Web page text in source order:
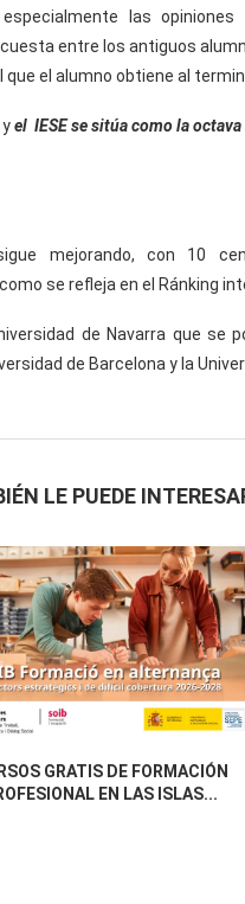
especialmente las
entre los antiguos
el alumno obtiene al
el IESE se sitúa como la
mejorando, con 10
se refleja en el Ránking
de Navarra que se
de Barcelona y la
LE PUEDE
GRATIS DE FORMACIÓN
EN LAS ISLAS...